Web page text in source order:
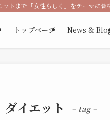
ットまで「女性らしく」をテーマに
トップページ News &
ダイエット – tag –